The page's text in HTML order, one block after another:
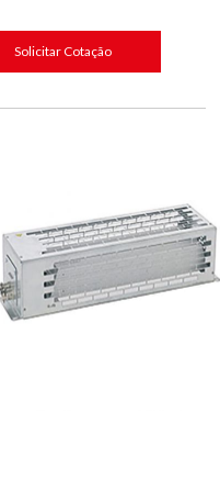
Solicitar Cotação